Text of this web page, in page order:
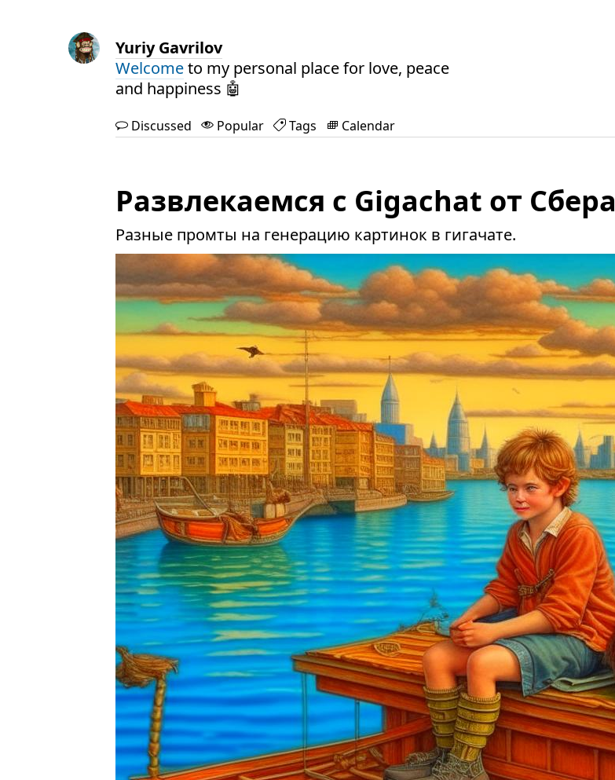
Yuriy Gavrilov
Welcometo my personal place for love, peace
and happiness 🤖
Discussed Popular Tags Calendar
Развлекаемся с Gigachat от Сбера
Разные промты на генерацию картинок в гигачате.